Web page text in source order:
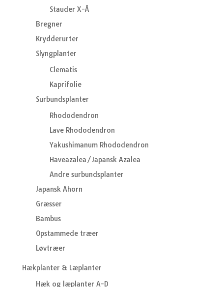
Stauder X-Å
Bregner
Krydderurter
Slyngplanter
Clematis
Kaprifolie
Surbundsplanter
Rhododendron
Lave Rhododendron
Yakushimanum Rhododendron
Haveazalea/Japansk Azalea
Andre surbundsplanter
Japansk Ahorn
Græsser
Bambus
Opstammede træer
Løvtræer
Hækplanter & Læplanter
Hæk og læplanter A-D